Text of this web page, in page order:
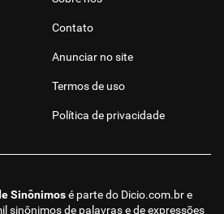
Sinônimosé parte do Dicio.com.bre
sinônimos de palavras e de expressões
Contato
Anunciar no site
Termos de uso
Política de privacidade